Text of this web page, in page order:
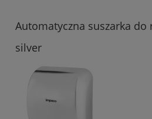
Automatyczna suszarka do
silver